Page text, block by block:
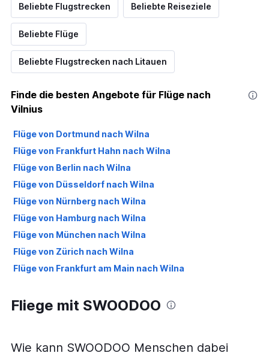
Beliebte Flugstrecken Beliebte Reiseziele
Beliebte Flüge
Beliebte Flugstrecken nach Litauen
Finde die besten Angebote für Flüge nach
Vilnius
Flüge von Dortmund nach Wilna
Flüge von Frankfurt Hahn nach Wilna
Flüge von Berlin nach Wilna
Flüge von Düsseldorf nach Wilna
Flüge von Nürnberg nach Wilna
Flüge von Hamburg nach Wilna
Flüge von München nach Wilna
Flüge von Zürich nach Wilna
Flüge von Frankfurt am Main nach Wilna
Fliege mit SWOODOO
Wie kann SWOODOO Menschen dabei